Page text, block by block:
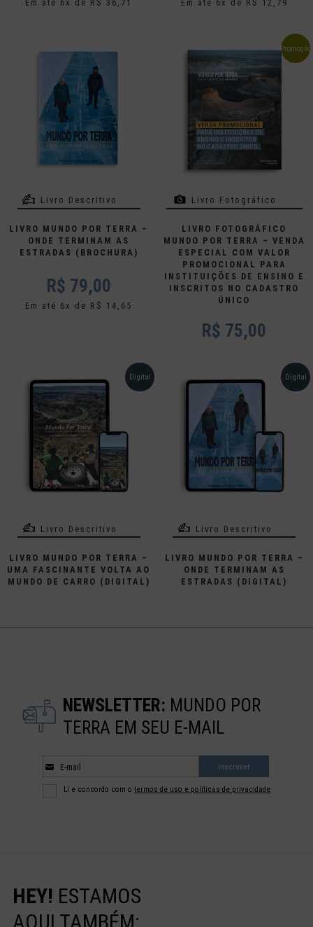
Livro Descritivo
LIVRO MUNDO POR TERRA –
ONDE TERMINAM AS
ESTRADAS (BROCHURA)
R$ 79,00
Em até 6x de R$ 14,65
Promoção
Livro Fotográfico
LIVRO FOTOGRÁFICO
MUNDO POR TERRA – VENDA
ESPECIAL COM VALOR
PROMOCIONAL PARA
INSTITUIÇÕES DE ENSINO E
INSCRITOS NO CADASTRO
ÚNICO
R$ 75,00
Digital
Livro Descritivo
LIVRO MUNDO POR TERRA –
UMA FASCINANTE VOLTA AO
MUNDO DE CARRO (DIGITAL)
Digital
Livro Descritivo
LIVRO MUNDO POR TERRA –
ONDE TERMINAM AS
ESTRADAS (DIGITAL)
NEWSLETTER: MUNDO POR
TERRA EM SEU E-MAIL
E-mail Inscrever
Li e concordo com o termos de uso e políticas de privacidade
HEY! ESTAMOS
AQUI TAMBÉM: